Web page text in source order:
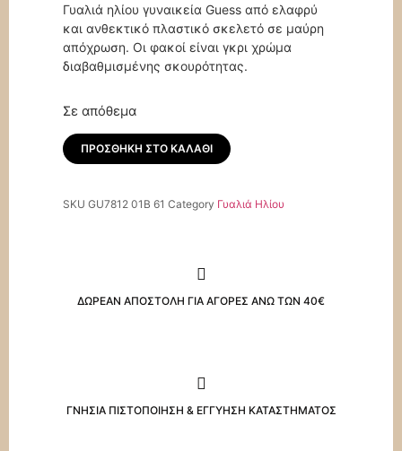
Γυαλιά ηλίου γυναικεία Guess από ελαφρύ
και ανθεκτικό πλαστικό σκελετό σε μαύρη
απόχρωση. Οι φακοί είναι γκρι χρώμα
διαβαθμισμένης σκουρότητας.
Σε απόθεμα
ΠΡΟΣΘΉΚΗ ΣΤΟ ΚΑΛΆΘΙ
SKU GU7812 01B 61 Category Γυαλιά Ηλίου
ΔΩΡΕΑΝ ΑΠΟΣΤΟΛΗ ΓΙΑ ΑΓΟΡΕΣ ΑΝΩ ΤΩΝ 40€
ΓΝΗΣΙΑ ΠΙΣΤΟΠΟΙΗΣΗ & ΕΓΓΥΗΣΗ ΚΑΤΑΣΤΗΜΑΤΟΣ